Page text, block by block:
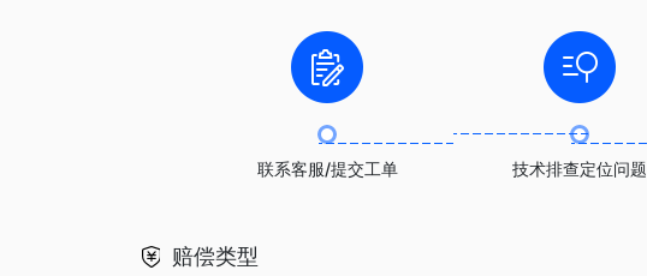
联系客服/提交工单 技术排查定位问题
赔偿类型